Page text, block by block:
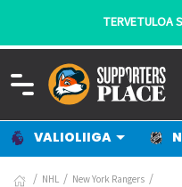
TERVETULOA
VALIOLIIGA
NHL New York Rangers